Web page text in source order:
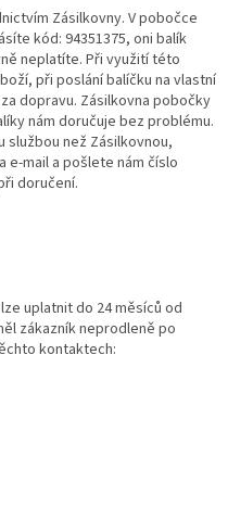
Zásilkovny. V pobočce
kód: 94351375, oni balík
neplatíte. Při využití této
při poslání balíčku na vlastní
dopravu. Zásilkovna pobočky
nám doručuje bez problému.
než Zásilkovnou,
e-mail a pošlete nám číslo
doručení.
uplatnit do 24 měsíců od
zákazník neprodleně po
kontaktech: